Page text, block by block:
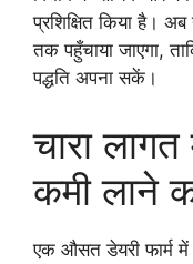
प्रशिक्षित किया है।
तक पहुँचाया जाएगा,
पद्धति अपना सकें।
चारा
कमी लाने
एक औसत डेयरी फार्म